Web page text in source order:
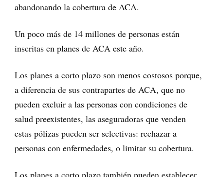
abandonando la cobertura de ACA.
Un poco más de 14 millones de personas están
inscritas en planes de ACA este año.
Los planes a corto plazo son menos costosos porque,
a diferencia de sus contrapartes de ACA, que no
pueden excluir a las personas con condiciones de
salud preexistentes, las aseguradoras que venden
estas pólizas pueden ser selectivas: rechazar a
personas con enfermedades, o limitar su cobertura.
Los planes a corto plazo también pueden establecer